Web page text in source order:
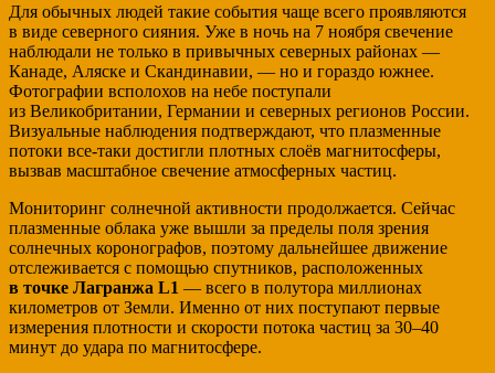
Для обычных людей такие события чаще всего проявляются
в виде северного сияния. Уже в ночь на 7 ноября свечение
наблюдали не только в привычных северных районах —
Канаде, Аляске и Скандинавии, — но и гораздо южнее.
Фотографии всполохов на небе поступали
из Великобритании, Германии и северных регионов России.
Визуальные наблюдения подтверждают, что плазменные
потоки все-таки достигли плотных слоёв магнитосферы,
вызвав масштабное свечение атмосферных частиц.
Мониторинг солнечной активности продолжается. Сейчас
плазменные облака уже вышли за пределы поля зрения
солнечных коронографов, поэтому дальнейшее движение
отслеживается с помощью спутников, расположенных
в точке Лагранжа L1 — всего в полутора миллионах
километров от Земли. Именно от них поступают первые
измерения плотности и скорости потока частиц за 30–40
минут до удара по магнитосфере.